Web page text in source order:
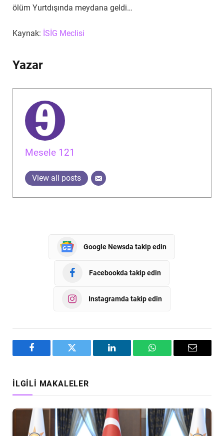
ölüm Yurtdışında meydana geldi…
Kaynak: İSİG Meclisi
Yazar
Mesele 121
View all posts
Google Newsda takip edin
Facebookda takip edin
Instagramda takip edin
Facebook Twitter LinkedIn WhatsAppEmail
İLGILI MAKALELER